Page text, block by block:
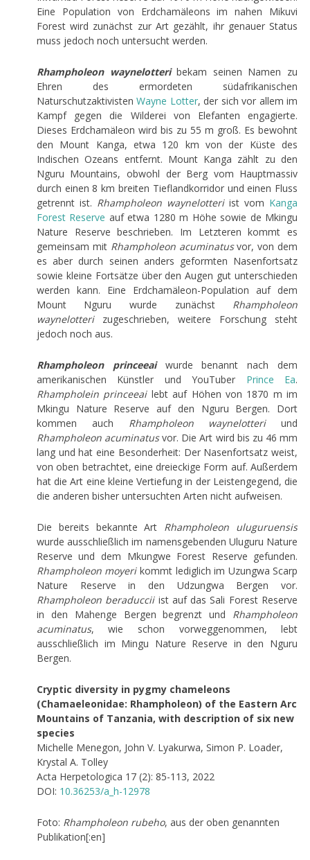
Eine Population von Erdchamäleons im nahen Mikuvi
Forest wird zunächst zur Art gezählt, ihr genauer Status
muss jedoch noch untersucht werden.
Rhampholeon waynelotteribekam seinen Namen zu
Ehren des ermordeten südafrikanischen
NaturschutzaktivistenWayne Lotter, der sich vor allem im
Kampf gegen die Wilderei von Elefanten engagierte.
Dieses Erdchamäleon wird bis zu 55 m groß. Es bewohnt
den Mount Kanga, etwa 120 km von der Küste des
Indischen Ozeans entfernt. Mount Kanga zählt zu den
Nguru Mountains, obwohl der Berg vom Hauptmassiv
durch einen 8 km breiten Tieflandkorridor und einen Fluss
getrennt ist. Rhampholeon waynelotteriist vom Kanga
Forest Reserve auf etwa 1280 m Höhe sowie de Mkingu
Nature Reserve beschrieben. Im Letzteren kommt es
gemeinsam mit Rhampholeon acuminatusvor, von dem
es aber durch seinen anders geformten Nasenfortsatz
sowie kleine Fortsätze über den Augen gut unterschieden
werden kann. Eine Erdchamäleon-Population auf dem
Mount Nguru wurde zunächst Rhampholeon
waynelotterizugeschrieben, weitere Forschung steht
jedoch noch aus.
Rhampholeon princeeaiwurde benannt nach dem
amerikanischen Künstler und YouTuber Prince Ea.
Rhampholein princeeailebt auf Höhen von 1870 m im
Mkingu Nature Reserve auf den Nguru Bergen. Dort
kommen auch Rhampholeon waynelotteriund
Rhampholeon acuminatusvor. Die Art wird bis zu 46 mm
lang und hat eine Besonderheit: Der Nasenfortsatz weist,
von oben betrachtet, eine dreieckige Form auf. Außerdem
hat die Art eine kleine Vertiefung in der Leistengegend, die
die anderen bisher untersuchten Arten nicht aufweisen.
Die bereits bekannte Art Rhampholeon uluguruensis
wurde ausschließlich im namensgebenden Uluguru Nature
Reserve und dem Mkungwe Forest Reserve gefunden.
Rhampholeon moyerikommt lediglich im Uzungwa Scarp
Nature Reserve in den Udzungwa Bergen vor.
Rhampholeon beraducciiist auf das Sali Forest Reserve
in den Mahenge Bergen begrenzt und Rhampholeon
acuminatus, wie schon vorweggenommen, lebt
ausschließlich im Mingu Nature Reserve in den Nguru
Bergen.
Cryptic diversity in pygmy chameleons
(Chamaeleonidae: Rhampholeon) of the Eastern Arc
Mountains of Tanzania, with description of six new
species
Michelle Menegon, John V. Lyakurwa, Simon P. Loader,
Krystal A. Tolley
Acta Herpetologica 17 (2): 85-113, 2022
DOI: 10.36253/a_h-12978
Foto: Rhampholeon rubeho, aus der oben genannten
Publikation[:en]